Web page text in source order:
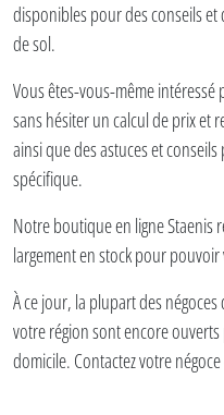
disponibles pour des conseils
de sol.
Vous êtes-vous-même intéressé
sans hésiter un calcul de prix et
ainsi que des astuces et
spécifique.
Notre boutique en ligne Staenis
largement en stock pour pouvoir
À ce jour, la plupart des
votre région sont encore
domicile. Contactez votre